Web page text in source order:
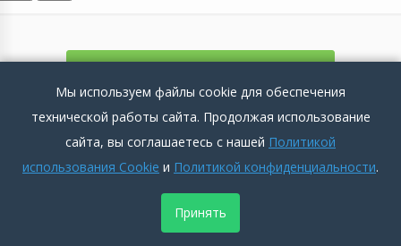
< ВЕРНУТЬСЯ К СПИСКУ ОТЗЫВОВ
Мы используем файлы cookie для обеспечения
технической работы сайта. Продолжая использование
сайта, вы соглашаетесь с нашей Политикой
использования Cookie и Политикой конфиденциальности.
Принять